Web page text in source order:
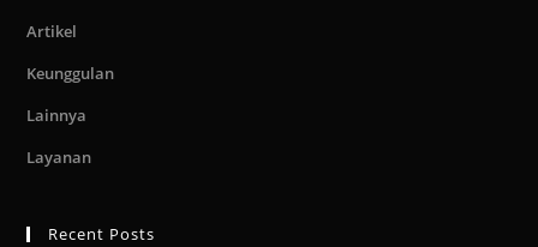
Artikel
Keunggulan
Lainnya
Layanan
Recent Posts